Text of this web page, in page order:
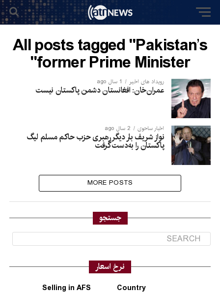
All posts tagged "Pakistan’s
former Prime Minister"
رویداد های اخیر 1 سال ago
عمران‌خان: افغانستان دشمن پاکستان نیست
اخبار ساحوی 2 سال ago
نواز شریف بار دیگر رهبری حزب حاکم مسلم لیگ
پاکستان را به‌دست گرفت
MORE POSTS
جستجو
نرخ اسعار
Country
Selling in AFS